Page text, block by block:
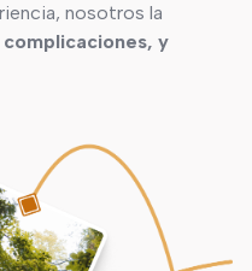
nosotros la
complicaciones, y